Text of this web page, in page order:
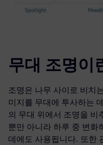
무대 조명이
조명은 나무 사이로 비치
미지를 무대에 투사하는
의 무대 위에서 조명을 비
뿐만 아니라 하루 중 변화
데에도 사용됩니다. 또한